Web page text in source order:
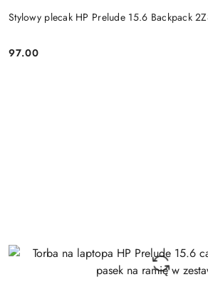
Stylowy plecak HP Prelude 15.6 Backpack
Cena:
97.00